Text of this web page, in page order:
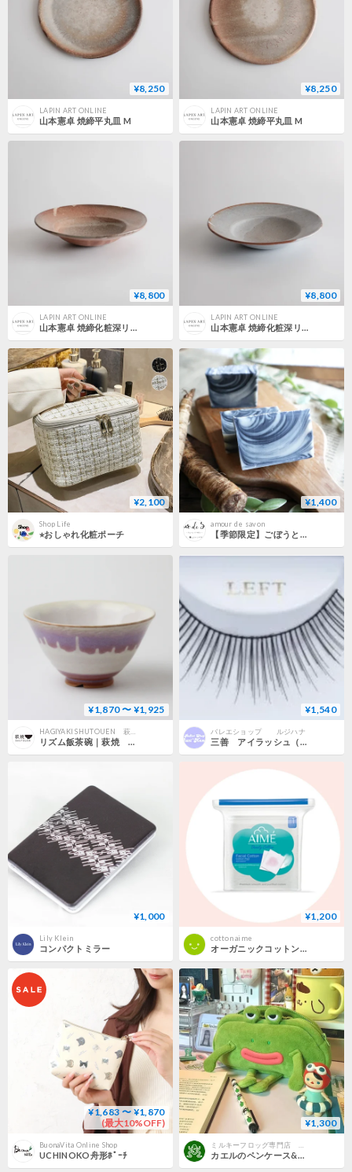
¥8,250
LAPIN ART ONLINE
山本憲卓 焼締平丸皿 M
¥8,250
LAPIN ART ONLINE
山本憲卓 焼締平丸皿 M
¥8,800
LAPIN ART ONLINE
山本憲卓 焼締化粧深リムボウル
¥8,800
LAPIN ART ONLINE
山本憲卓 焼締化粧深リムボウル
¥2,100
Shop Life
⭐︎おしゃれ化粧ポーチ
¥1,400
amour de savon
【季節限定】ごぼうとセージのSOAP
¥1,870 〜 ¥1,925 ¥1,540
バレエショップ ルジハナ
¥1,000
Lily Klein
コンパクトミラー
¥1,200
cotton aime
オーガニックコットン aime
¥1,683 〜 ¥1,870
(最大10%OFF)
BuonaVita Online Shop
UCHINOKO舟形ﾎﾟｰﾁ
¥1,300
カエルのペンケース&化粧ポーチ ぬいぐるみ